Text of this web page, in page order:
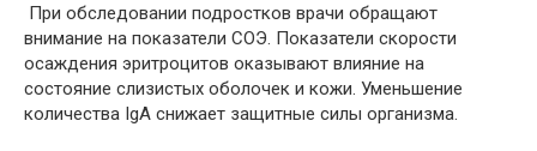
При обследовании подростков врачи обращают
внимание на показатели СОЭ. Показатели скорости
осаждения эритроцитов оказывают влияние на
состояние слизистых оболочек и кожи. Уменьшение
количества IgA снижает защитные силы организма.